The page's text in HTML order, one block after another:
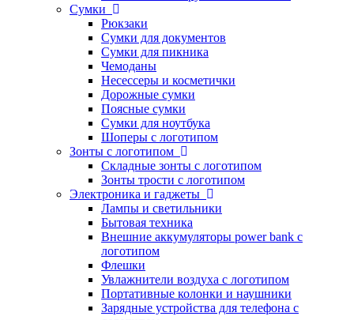
Сумки
Рюкзаки
Сумки для документов
Сумки для пикника
Чемоданы
Несессеры и косметички
Дорожные сумки
Поясные сумки
Сумки для ноутбука
Шоперы с логотипом
Зонты с логотипом
Складные зонты с логотипом
Зонты трости с логотипом
Электроника и гаджеты
Лампы и светильники
Бытовая техника
Внешние аккумуляторы power bank с
логотипом
Флешки
Увлажнители воздуха с логотипом
Портативные колонки и наушники
Зарядные устройства для телефона с